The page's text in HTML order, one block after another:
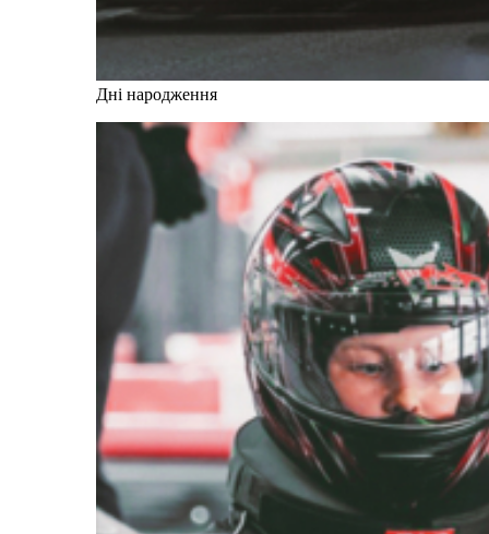
Дні народження